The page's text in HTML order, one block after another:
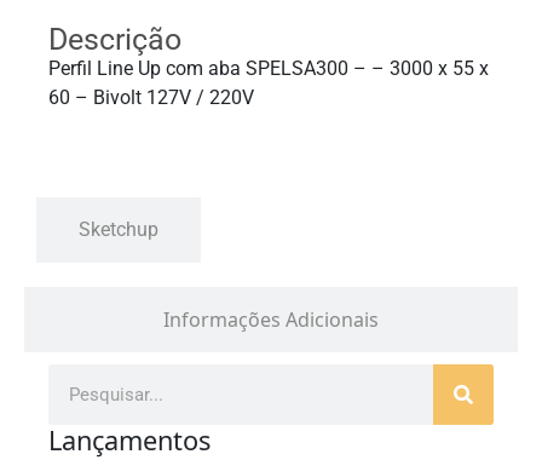
Informações Adicionais
Descrição
Perfil Line Up com aba SPELSA300 – – 3000 x 55 x
60 – Bivolt 127V / 220V
Sketchup
Lançamentos